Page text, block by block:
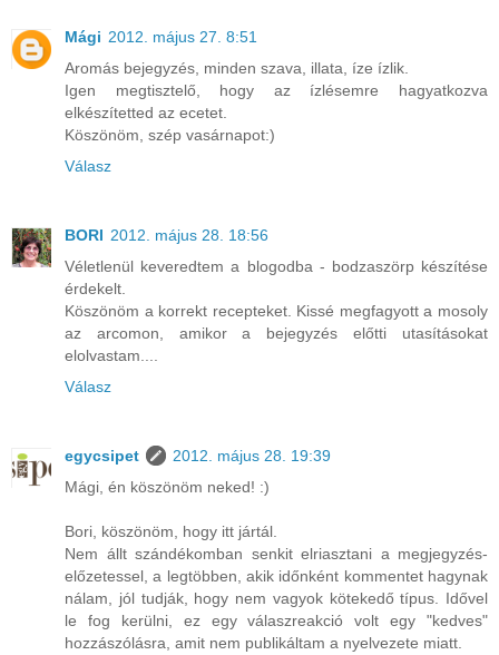
Mági 2012. május 27. 8:51
Aromás bejegyzés, minden szava, illata, íze ízlik.
Igen megtisztelő, hogy az ízlésemre hagyatkozva
elkészítetted az ecetet.
Köszönöm, szép vasárnapot:)
Válasz
BORI 2012. május 28. 18:56
Véletlenül keveredtem a blogodba - bodzaszörp készítése
érdekelt.
Köszönöm a korrekt recepteket. Kissé megfagyott a mosoly
az arcomon, amikor a bejegyzés előtti utasításokat
elolvastam....
Válasz
egycsipet
2012. május 28. 19:39
Mági, én köszönöm neked! :)
Bori, köszönöm, hogy itt jártál.
Nem állt szándékomban senkit elriasztani a megjegyzés-
előzetessel, a legtöbben, akik időnként kommentet hagynak
nálam, jól tudják, hogy nem vagyok kötekedő típus. Idővel
le fog kerülni, ez egy válaszreakció volt egy "kedves"
hozzászólásra, amit nem publikáltam a nyelvezete miatt.